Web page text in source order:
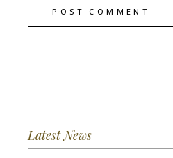
POST COMMENT
Latest News